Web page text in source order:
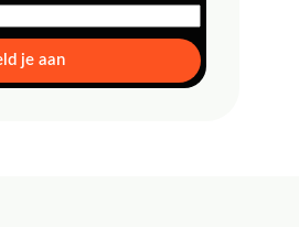
je aan